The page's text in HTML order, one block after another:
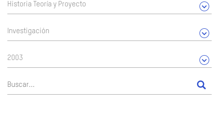
Historia Teoría y Proyecto
Investigación
2003